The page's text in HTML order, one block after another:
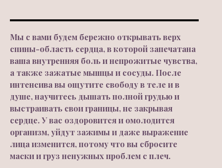
Мы с вами будем бережно открывать верх
спины-область сердца, в которой запечатана
ваша внутренняя боль и непрожитые чувства,
а также зажатые мышцы и сосуды. После
интенсива вы ощутите свободу в теле и в
душе, научитесь дышать полной грудью и
выстраивать свои границы, не закрывая
сердце. У вас оздоровится и омолодится
организм, уйдут зажимы и даже выражение
лица изменится, потому что вы сбросите
маски и груз ненужных проблем с плеч.